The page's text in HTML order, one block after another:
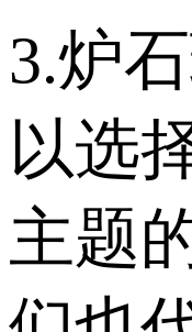
3.炉
以选
主题